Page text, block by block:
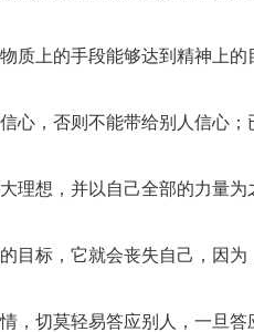
质上的手段能够达到精神上
心，否则不能带给别人信心
理想，并以自己全部的力量
目标，它就会丧失自己，因
，切莫轻易答应别人，一旦